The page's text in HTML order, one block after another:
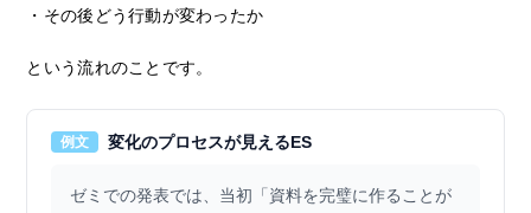
・その後どう行動が変わったか
という流れのことです。
例文 変化のプロセスが見えるES
ゼミでの発表では、当初「資料を完璧に作ることが